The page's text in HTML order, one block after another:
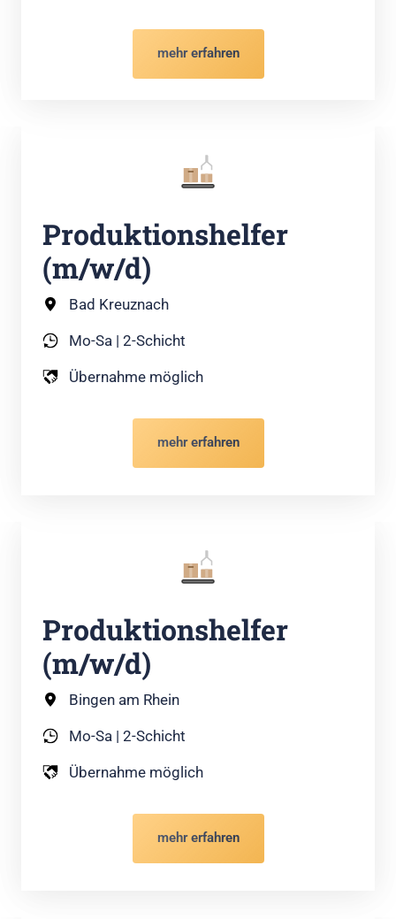
mehr erfahren
Produktionshelfer
(m/w/d)
Bad Kreuznach
Mo-Sa | 2-Schicht
Übernahme möglich
mehr erfahren
Produktionshelfer
(m/w/d)
Bingen am Rhein
Mo-Sa | 2-Schicht
Übernahme möglich
mehr erfahren